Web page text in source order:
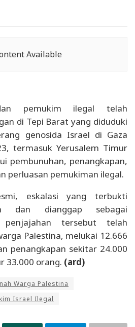
Available
pemukim ilegal telah
di Tepi Barat yang diduduki
genosida Israel di Gaza
termasuk Yerusalem Timur
pembunuhan, penangkapan,
perluasan pemukiman ilegal.
eskalasi yang terbukti
dan dianggap sebagai
tersebut telah
Palestina, melukai 12.666
penangkapan sekitar 24.000
33.000 orang. (ard)
Warga Palestina
Israel Ilegal